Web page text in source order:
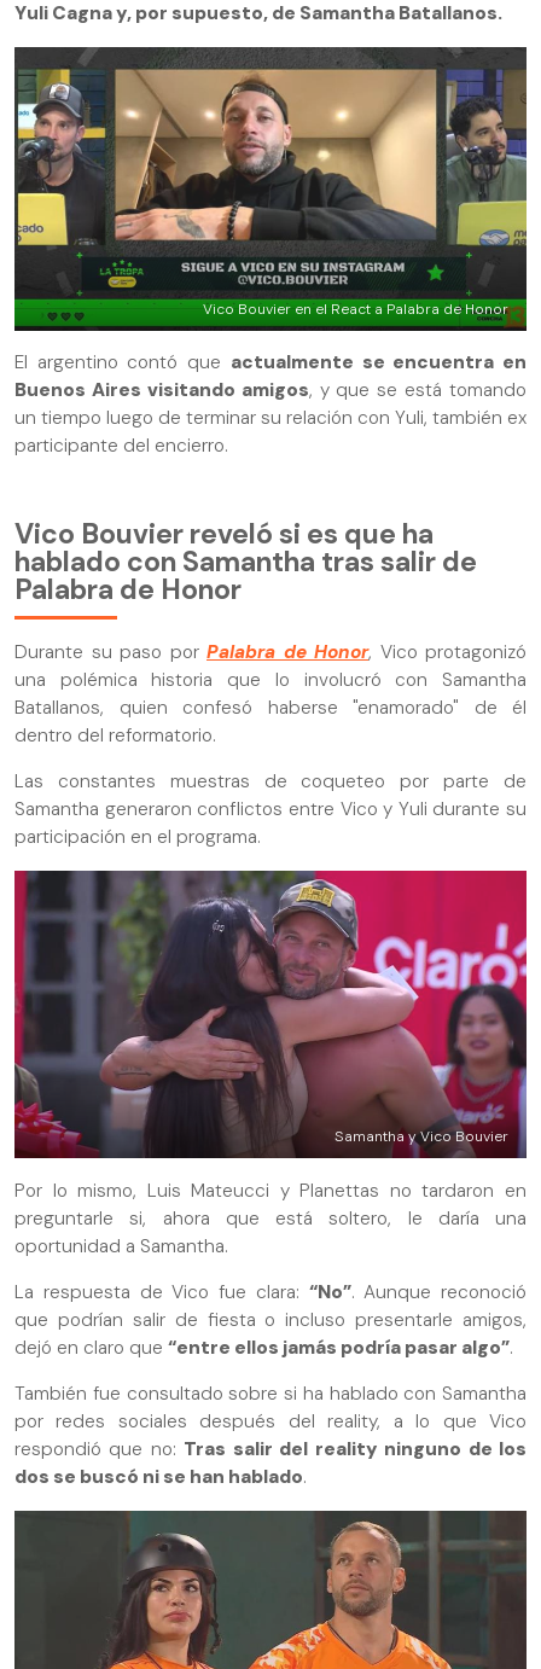
Yuli Cagna y, por supuesto, de Samantha Batallanos.
Vico Bouvier en el React a Palabra de Honor
El argentino contó que actualmente se encuentra en
Buenos Aires visitando amigos, y que se está tomando
un tiempo luego de terminar su relación con Yuli, también ex
participante del encierro.
Vico Bouvier reveló si es que ha
hablado con Samantha tras salir de
Palabra de Honor
Durante su paso por Palabra de Honor, Vico protagonizó
una polémica historia que lo involucró con Samantha
Batallanos, quien confesó haberse "enamorado" de él
dentro del reformatorio.
Las constantes muestras de coqueteo por parte de
Samantha generaron conflictos entre Vico y Yuli durante su
participación en el programa.
Samantha y Vico Bouvier
Por lo mismo, Luis Mateucci y Planettas no tardaron en
preguntarle si, ahora que está soltero, le daría una
oportunidad a Samantha.
La respuesta de Vico fue clara: “No”. Aunque reconoció
que podrían salir de fiesta o incluso presentarle amigos,
dejó en claro que “entre ellos jamás podría pasar algo”.
También fue consultado sobre si ha hablado con Samantha
por redes sociales después del reality, a lo que Vico
respondió que no: Tras salir del reality ninguno de los
dos se buscó ni se han hablado.